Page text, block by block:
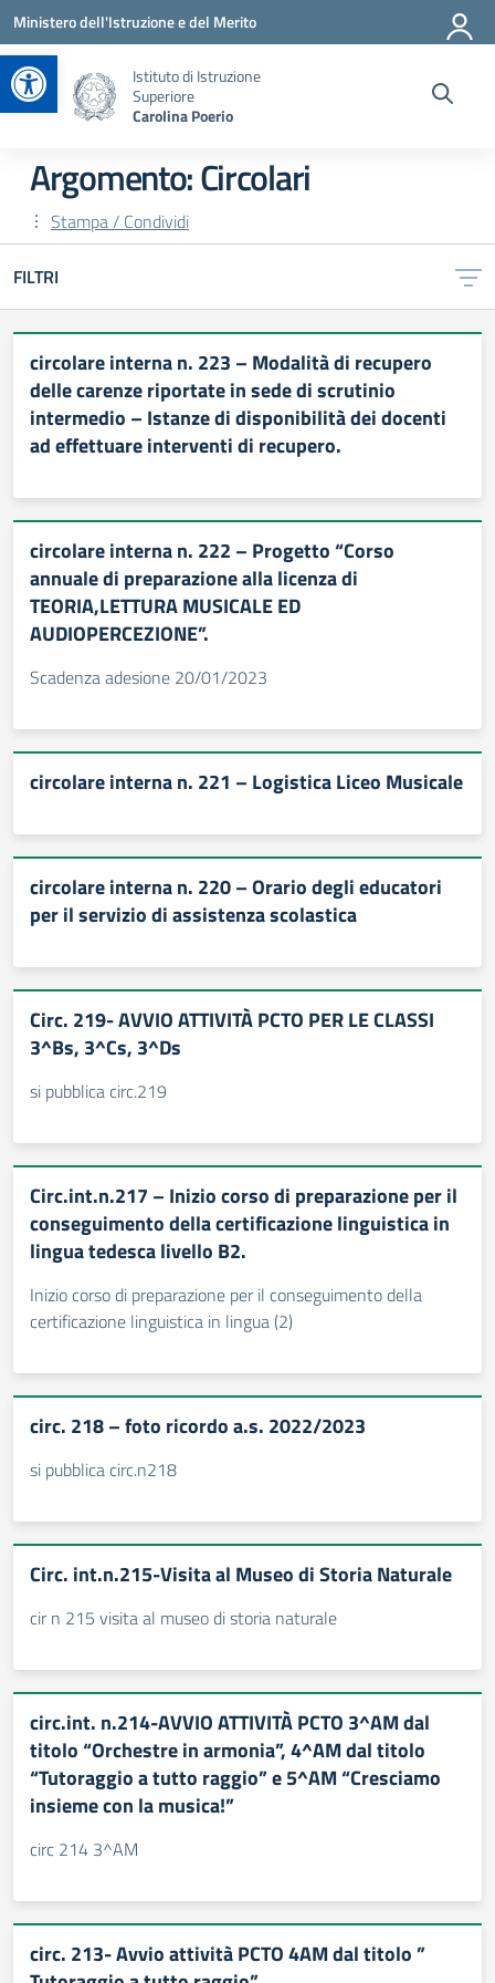
Apri la barra degli strumenti
Vai ai contenuti
Vai al menu di navigazione
Vai al footer
Ministero dell'Istruzione e del Merito
Istituto di Istruzione
Superiore
Carolina Poerio
Argomento: Circolari
Stampa / Condividi
FILTRI
circolare interna n. 223 – Modalità di recupero
delle carenze riportate in sede di scrutinio
intermedio – Istanze di disponibilità dei docenti
ad effettuare interventi di recupero.
circolare interna n. 222 – Progetto “Corso
annuale di preparazione alla licenza di
TEORIA,LETTURA MUSICALE ED
AUDIOPERCEZIONE”.
Scadenza adesione 20/01/2023
circolare interna n. 221 – Logistica Liceo Musicale
circolare interna n. 220 – Orario degli educatori
per il servizio di assistenza scolastica
Circ. 219- AVVIO ATTIVITÀ PCTO PER LE CLASSI
3^Bs, 3^Cs, 3^Ds
si pubblica circ.219
Circ.int.n.217 – Inizio corso di preparazione per il
conseguimento della certificazione linguistica in
lingua tedesca livello B2.
Inizio corso di preparazione per il conseguimento della
certificazione linguistica in lingua (2)
circ. 218 – foto ricordo a.s. 2022/2023
si pubblica circ.n218
Circ. int.n.215-Visita al Museo di Storia Naturale
cir n 215 visita al museo di storia naturale
circ.int. n.214-AVVIO ATTIVITÀ PCTO 3^AM dal
titolo “Orchestre in armonia”, 4^AM dal titolo
“Tutoraggio a tutto raggio” e 5^AM “Cresciamo
insieme con la musica!”
circ 214 3^AM
circ. 213- Avvio attività PCTO 4AM dal titolo ”